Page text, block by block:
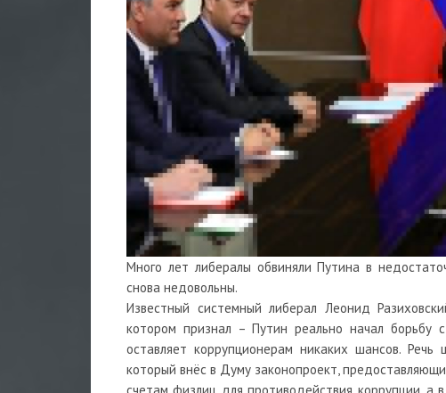
Много лет либералы обвиняли Путина в
снова недовольны.
Известный системный либерал Леонид
котором признал – Путин реально начал
оставляет коррупционерам никаких шансов.
который внёс в Думу законопроект,